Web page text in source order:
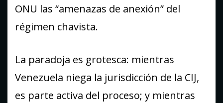
ONU las “amenazas de anexión” del
régimen chavista.
La paradoja es grotesca: mientras
Venezuela niega la jurisdicción de la CIJ,
es parte activa del proceso; y mientras